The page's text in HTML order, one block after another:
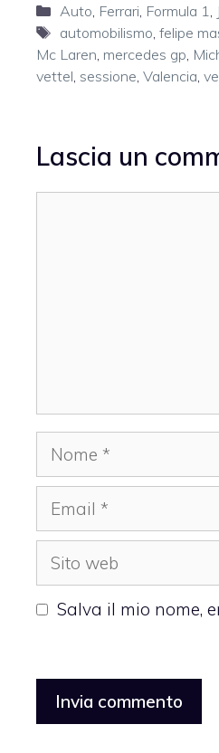
Categorie
Auto, Ferrari, Formula 1,
Tag
automobilismo, felipe
Mc Laren, mercedes gp,
vettel, sessione, Valencia,
Lascia un
Nome
Email
Sito
web
Salva il mio nome,